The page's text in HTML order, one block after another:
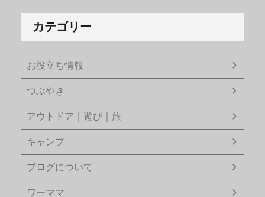
カテゴリー
お役立ち情報
つぶやき
アウトドア｜遊び｜旅
キャンプ
ブログについて
ワーママ